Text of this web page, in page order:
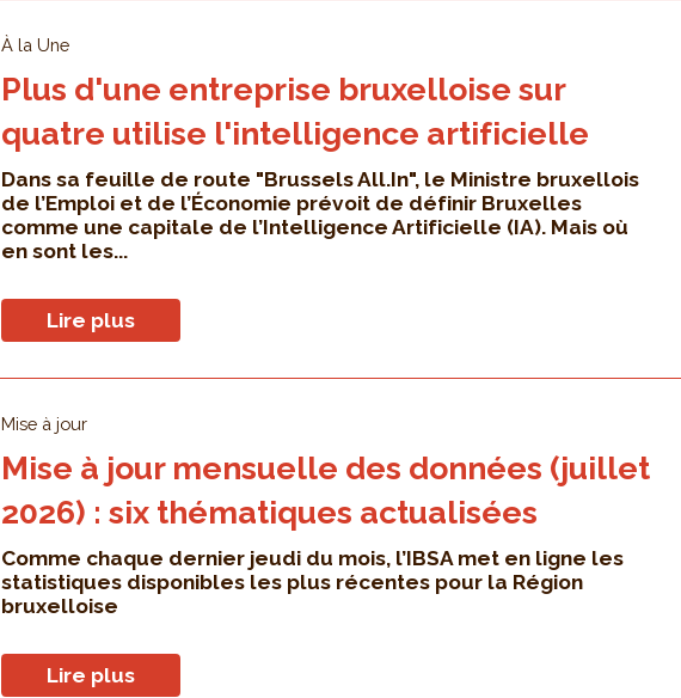
À la Une
Plus d'une entreprise bruxelloise sur
quatre utilise l'intelligence artificielle
Dans sa feuille de route "Brussels All.In", le Ministre bruxellois
de l’Emploi et de l’Économie prévoit de définir Bruxelles
comme une capitale de l’Intelligence Artificielle (IA). Mais où
en sont les...
Lire plus
Mise à jour
Mise à jour mensuelle des données (juillet
2026) : six thématiques actualisées
Comme chaque dernier jeudi du mois, l’IBSA met en ligne les
statistiques disponibles les plus récentes pour la Région
bruxelloise
Lire plus